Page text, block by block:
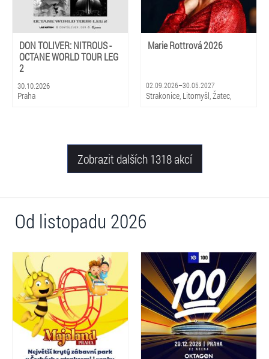
DON TOLIVER: NITROUS -
OCTANE WORLD TOUR LEG
2
30.10.2026
Praha
Marie Rottrová 2026
02.09.2026–30.05.2027
Strakonice, Litomyšl, Žatec,
Zobrazit dalších 1318 akcí
Od listopadu 2026